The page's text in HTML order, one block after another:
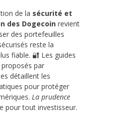
de la sécurité et
des Dogecoin revient
des portefeuilles
reste la
fiable. 🔐 Les guides
par
détaillent les
pour protéger
La prudence
pour tout investisseur.